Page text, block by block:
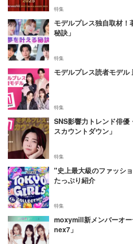
特集
モデルプレス独自取材！
秘訣」
特集
モデルプレス読者モデル
特集
SNS影響力トレンド俳優
スカウントダウン」
特集
"史上最大級のファッシ
たっぷり紹介
特集
moxymill新メンバーオ
nex7」